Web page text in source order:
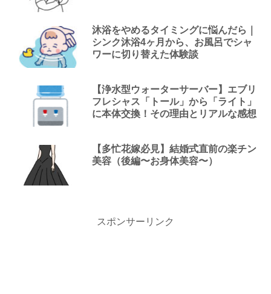
沐浴をやめるタイミングに悩んだら｜
シンク沐浴4ヶ月から、お風呂でシャ
ワーに切り替えた体験談
【浄水型ウォーターサーバー】エブリ
フレシャス「トール」から「ライト」
に本体交換！その理由とリアルな感想
【多忙花嫁必見】結婚式直前の楽チン
美容（後編〜お身体美容〜）
スポンサーリンク